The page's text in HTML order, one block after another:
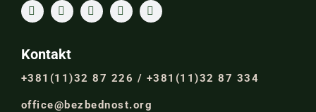
Kontakt
+381(11)32 87 226 / +381(11)32 87 334
office@bezbednost.org